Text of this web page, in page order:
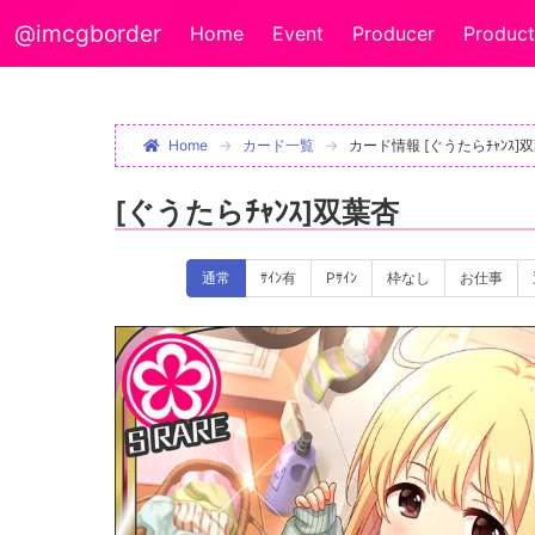
@imcgborder Home Event Producer
Home カード一覧 カード情報 [ぐうたらﾁｬﾝｽ]
[ぐうたらﾁｬﾝｽ]双葉杏
通常 ｻｲﾝ有 Pｻｲﾝ 枠なし お仕事